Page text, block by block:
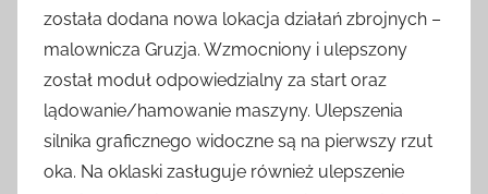
została dodana nowa lokacja działań zbrojnych –
malownicza Gruzja. Wzmocniony i ulepszony
został moduł odpowiedzialny za start oraz
lądowanie/hamowanie maszyny. Ulepszenia
silnika graficznego widoczne są na pierwszy rzut
oka. Na oklaski zasługuje również ulepszenie